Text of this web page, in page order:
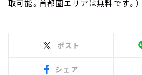
取可能。首都圏エリアは無料です。）
ポスト
シェア